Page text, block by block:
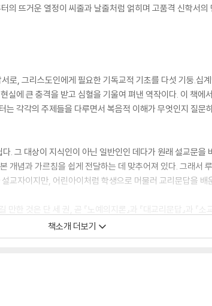
의 뜨거운 열정이 씨줄과 날줄처럼 얽히며 고품격 신학서의
로, 그리스도인에게 필요한 기독교적 기초를 다섯 기둥.십
실에 큰 충격을 받고 심혈을 기울여 펴낸 역작이다. 이 책에
각각의 주제들을 다루면서 복음적 이해가 무엇인지 질문
. 그 대상이 지식인이 아닌 일반인인 데다가 원래 설교문을
개념과 가르침을 쉽게 전달하는 데 맞추어져 있다. 그래서
교자이지만, 어린아이처럼 학생으로 머물러 교리문답을 배
한 것은 단 세 권, 곧 『노예의지론』과 『대교리문답』과 『
학을 논할 때 가장 많이 인용되는 루터 자신의 글이 바로 『
있다.
루터가 부패한 교회를 향해 “교회는 교회다워야 하며, 사
의 정신을 다시 돌아보는 계기가 되기를 바란다.
책소개 더보기